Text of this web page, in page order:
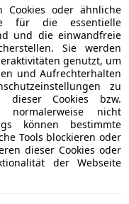
oder ähnliche
für die essentielle
und die einwandfreie
Sie werden
genutzt, um
und Aufrechterhalten
zu
dieser Cookies bzw.
normalerweise nicht
können bestimmte
Tools blockieren oder
dieser Cookies oder
der Webseite
Diesel
5,3 (mit
139 / Euro 5
k .A.
10,6
k .A.
k .A.
189
Es gibt